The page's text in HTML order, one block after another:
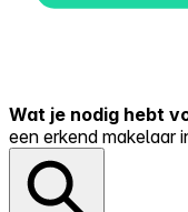
Wat je nodig hebt
een erkend makelaar